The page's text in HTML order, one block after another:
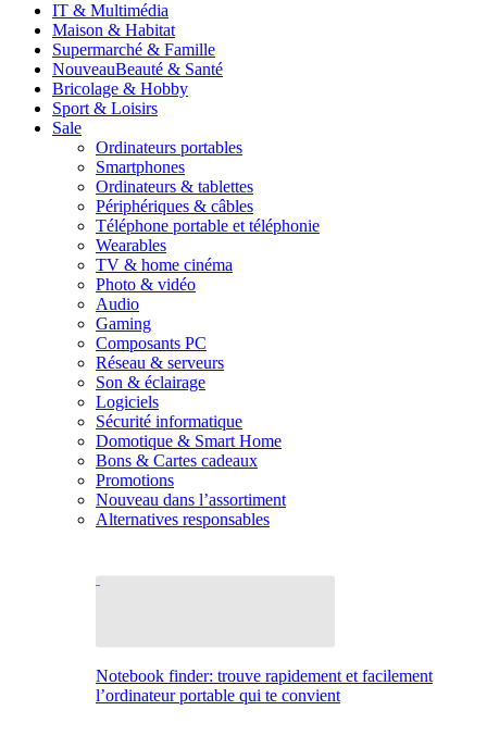
IT & Multimédia
Maison & Habitat
Supermarché & Famille
NouveauBeauté & Santé
Bricolage & Hobby
Sport & Loisirs
Sale
Ordinateurs portables
Smartphones
Ordinateurs & tablettes
Périphériques & câbles
Téléphone portable et téléphonie
Wearables
TV & home cinéma
Photo & vidéo
Audio
Gaming
Composants PC
Réseau & serveurs
Son & éclairage
Logiciels
Sécurité informatique
Domotique & Smart Home
Bons & Cartes cadeaux
Promotions
Nouveau dans l’assortiment
Alternatives responsables
Notebook finder: trouve rapidement et facilement
l’ordinateur portable qui te convient